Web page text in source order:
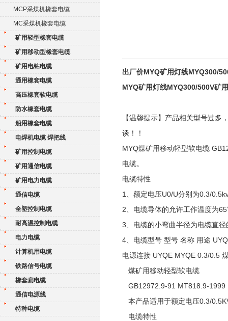
MCP采煤机橡套电缆
MC采煤机橡套电缆
矿用轻型橡套电缆
矿用移动型橡套电缆
矿用电钻电缆
通用橡套电缆
高压橡套软电缆
防水橡套电缆
船用橡套电缆
电焊机电缆 焊把线
矿用控制电缆
矿用通信电缆
矿用电力电缆
通信电缆
全塑控制电缆
耐高温控制电缆
电力电缆
计算机用电缆
铁路信号电缆
橡套扁电缆
通信电源线
特种电缆
出厂价MYQ矿用灯线MYQ300/
MYQ矿用灯线MYQ300/500V矿
【温馨提示】产品相关型号过
谈！！
MYQ煤矿用移动轻型软电缆
电缆。
电缆特性
1、额定电压U0/U分别为0.3/
2、电缆导体的允许工作温度为
3、电缆的小弯曲半径为电缆直径
4、电缆型号 型号 名称 用途
电源连接 UYQE MYQE 0.3/0.5
煤矿用移动轻型软电缆
GB12972.9-91 MT818.9-1999
本产品适用于额定电压0.3/
电缆特性